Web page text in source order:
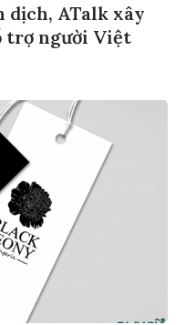
dịch, ATalk xây
trợ người Việt